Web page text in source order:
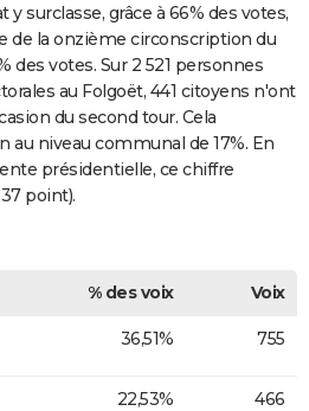
y surclasse, grâce à 66% des votes,
de la onzième circonscription du
des votes. Sur 2 521 personnes
au Folgoët, 441 citoyens n'ont
du second tour. Cela
niveau communal de 17%. En
présidentielle, ce chiffre
point).
% des voix
Voix
36,51% 755
22,53% 466